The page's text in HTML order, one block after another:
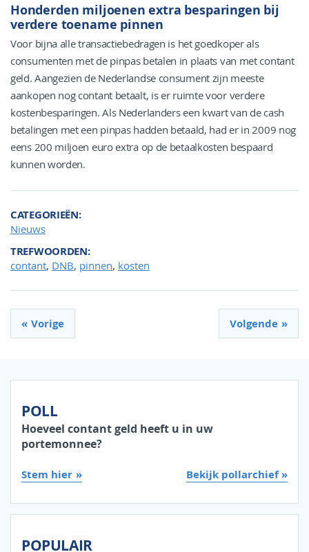
Honderden miljoenen extra besparingen bij
verdere toename pinnen
Voor bijna alle transactiebedragen is het goedkoper als
consumenten met de pinpas betalen in plaats van met contant
geld. Aangezien de Nederlandse consument zijn meeste
aankopen nog contant betaalt, is er ruimte voor verdere
kostenbesparingen. Als Nederlanders een kwart van de cash
betalingen met een pinpas hadden betaald, had er in 2009 nog
eens 200 miljoen euro extra op de betaalkosten bespaard
kunnen worden.
CATEGORIEËN
Nieuws
TREFWOORDEN
contant, DNB, pinnen, kosten
Vorige Volgende
POLL
Hoeveel contant geld heeft u in uw
portemonnee?
Stem hier Bekijk pollarchief »
POPULAIR